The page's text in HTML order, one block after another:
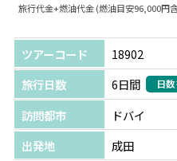
旅行代金+燃油代金 (燃油目安96,000円
ツアーコード
18902
旅行日数
6日間 日
訪問都市
ドバイ
出発地
成田